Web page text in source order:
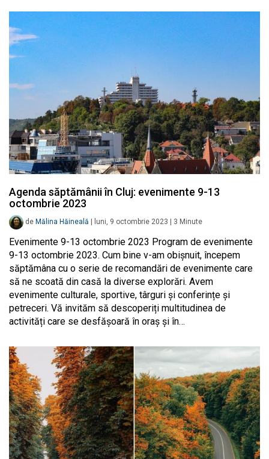
Agenda săptămânii în Cluj: evenimente 9-13
octombrie 2023
de Mălina Hăineală luni, 9 octombrie 2023 3 Minute
Evenimente 9-13 octombrie 2023 Program de evenimente
9-13 octombrie 2023. Cum bine v-am obișnuit, începem
săptămâna cu o serie de recomandări de evenimente care
să ne scoată din casă la diverse explorări. Avem
evenimente culturale, sportive, târguri și conferințe și
petreceri. Vă invităm să descoperiți multitudinea de
activități care se desfășoară în oraș și în…